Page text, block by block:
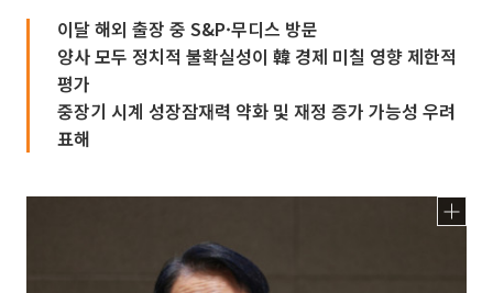
이달 해외 출장 중 S&P·무디스 방문
양사 모두 정치적 불확실성이 韓 경제 미칠 영향 제한적
평가
중장기 시계 성장잠재력 약화 및 재정 증가 가능성 우려
표해